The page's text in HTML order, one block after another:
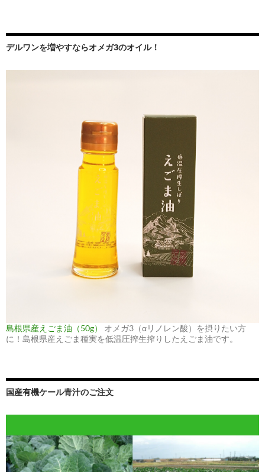
デルワンを増やすならオメガ3のオイル！
島根県産えごま油（50g）
オメガ3（αリノレン酸）を摂りたい方
に！島根県産えごま種実を低温圧搾生搾りしたえごま油です。
国産有機ケール青汁のご注文